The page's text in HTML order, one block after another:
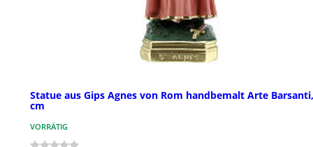
Statue aus Gips Agnes von Rom handbemalt Arte
cm
VORRÄTIG